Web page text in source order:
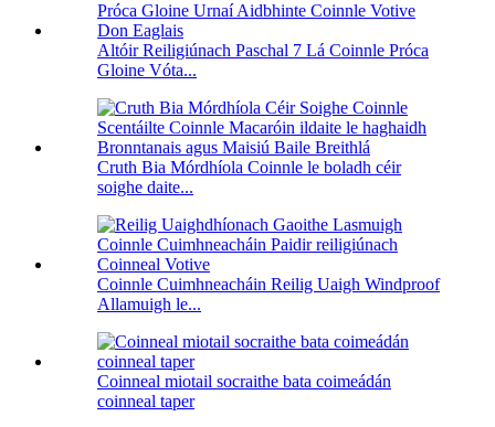
Altóir Reiligiúnach Paschal 7 Lá Coinnle Próca
Gloine Vóta...
Cruth Bia Mórdhíola Coinnle le boladh céir
soighe daite...
Coinnle Cuimhneacháin Reilig Uaigh Windproof
Allamuigh le...
Coinneal miotail socraithe bata coimeádán
coinneal taper